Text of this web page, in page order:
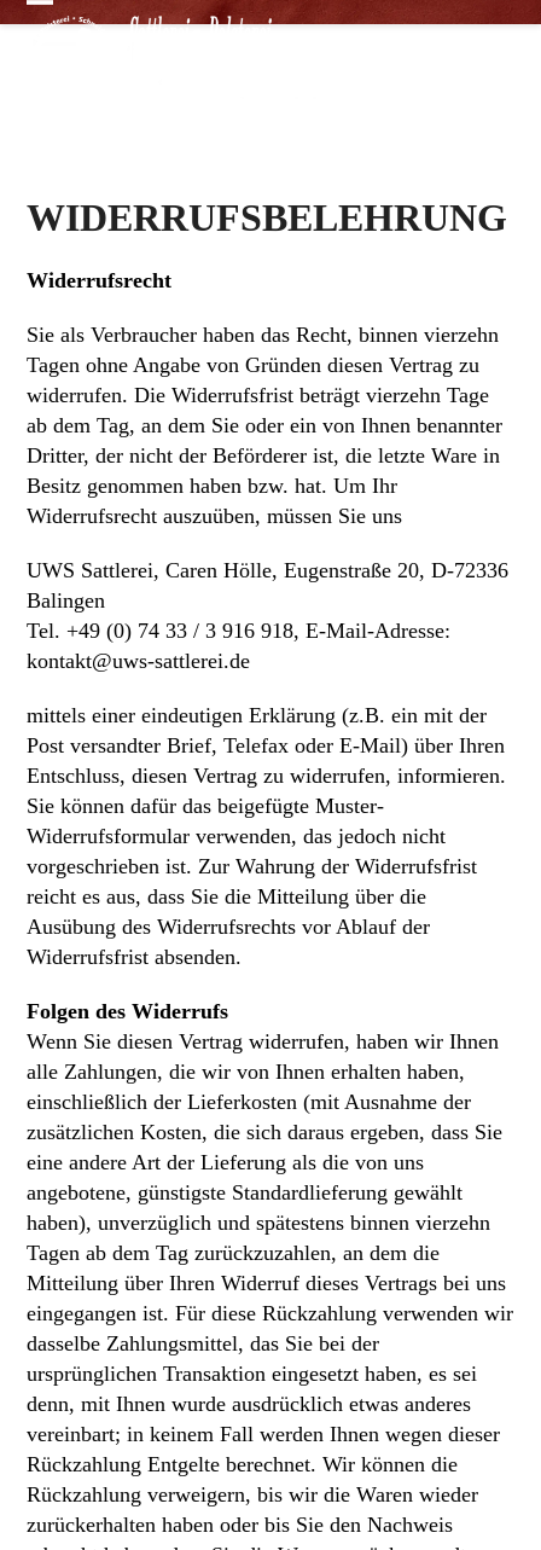
Open
Close
WIDERRUFSBELEHRUNG
Widerrufsrecht
Sie als Verbraucher haben das Recht, binnen vierzehn
Tagen ohne Angabe von Gründen diesen Vertrag zu
widerrufen. Die Widerrufsfrist beträgt vierzehn Tage
ab dem Tag, an dem Sie oder ein von Ihnen benannter
Dritter, der nicht der Beförderer ist, die letzte Ware in
Besitz genommen haben bzw. hat. Um Ihr
Widerrufsrecht auszuüben, müssen Sie uns
UWS Sattlerei, Caren Hölle, Eugenstraße 20, D-72336
Balingen
Tel. +49 (0) 74 33 / 3 916 918, E-Mail-Adresse:
kontakt@uws-sattlerei.de
mittels einer eindeutigen Erklärung (z.B. ein mit der
Post versandter Brief, Telefax oder E-Mail) über Ihren
Entschluss, diesen Vertrag zu widerrufen, informieren.
Sie können dafür das beigefügte Muster-
Widerrufsformular verwenden, das jedoch nicht
vorgeschrieben ist. Zur Wahrung der Widerrufsfrist
reicht es aus, dass Sie die Mitteilung über die
Ausübung des Widerrufsrechts vor Ablauf der
Widerrufsfrist absenden.
Folgen des Widerrufs
Wenn Sie diesen Vertrag widerrufen, haben wir Ihnen
alle Zahlungen, die wir von Ihnen erhalten haben,
einschließlich der Lieferkosten (mit Ausnahme der
zusätzlichen Kosten, die sich daraus ergeben, dass Sie
eine andere Art der Lieferung als die von uns
angebotene, günstigste Standardlieferung gewählt
haben), unverzüglich und spätestens binnen vierzehn
Tagen ab dem Tag zurückzuzahlen, an dem die
Mitteilung über Ihren Widerruf dieses Vertrags bei uns
eingegangen ist. Für diese Rückzahlung verwenden wir
dasselbe Zahlungsmittel, das Sie bei der
ursprünglichen Transaktion eingesetzt haben, es sei
denn, mit Ihnen wurde ausdrücklich etwas anderes
vereinbart; in keinem Fall werden Ihnen wegen dieser
Rückzahlung Entgelte berechnet. Wir können die
Rückzahlung verweigern, bis wir die Waren wieder
zurückerhalten haben oder bis Sie den Nachweis